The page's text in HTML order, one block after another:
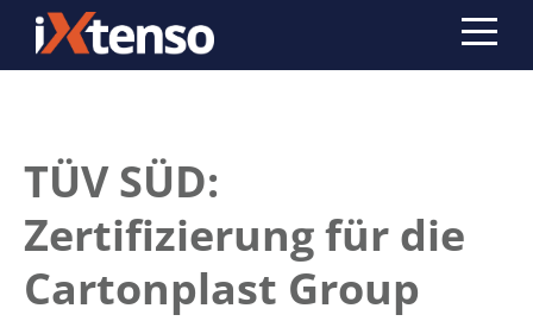
TÜV SÜD:
Zertifizierung für die
Cartonplast Group